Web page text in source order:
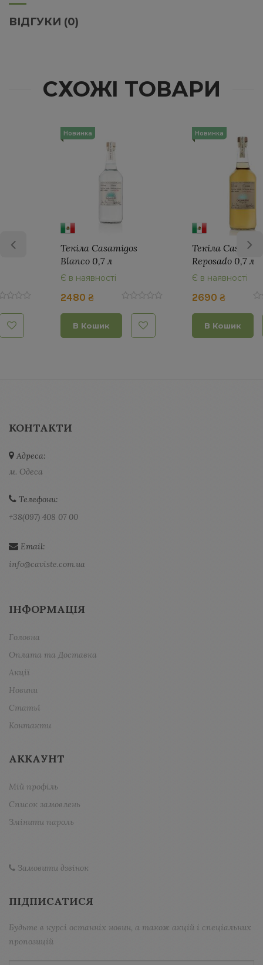
ВІДГУКИ (0)
СХОЖІ ТОВАРИ
Текіла Casamigos
Blanco 0,7 л
Є в наявності
2480 ₴
Текіла Casamigos
Reposado 0,7 л
Є в наявності
2690 ₴
КОНТАКТИ
Адреса:
м. Одеса
Телефони:
+38(097) 408 07 00
Email:
info@caviste.com.ua
ІНФОРМАЦІЯ
Головна
Оплата та Доставка
Акції
Новини
Статьї
Контакти
АККАУНТ
Мій профіль
Список замовлень
Змінити пароль
Замовити дзвінок
ПІДПИСАТИСЯ
Будьте в курсі останніх новин, а також акцій і спеціальних
пропозицій